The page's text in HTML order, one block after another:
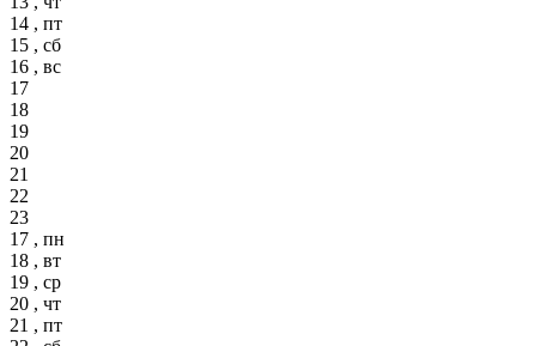
14 , пт
15 , сб
16 , вс
17
18
19
20
21
22
23
17 , пн
18 , вт
19 , ср
20 , чт
21 , пт